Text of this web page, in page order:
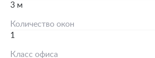
3 м
Количество окон
1
Класс офиса